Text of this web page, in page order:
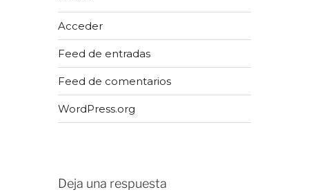
Acceder
Feed de entradas
Feed de comentarios
WordPress.org
Deja una respuesta